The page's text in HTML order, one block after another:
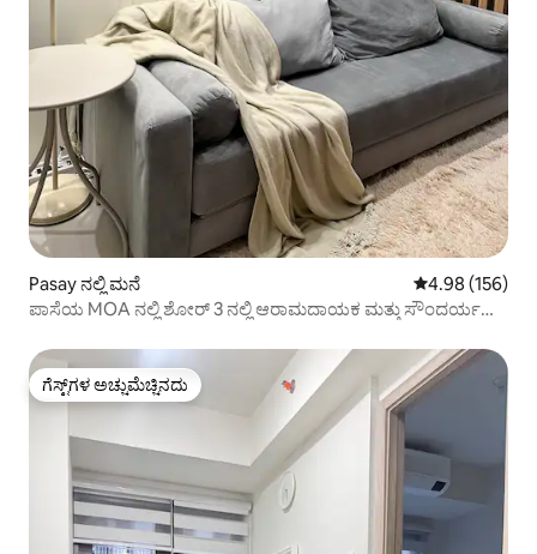
Pasay ನಲ್ಲಿ ಮನೆ 5 ರಲ್ಲಿ 4.98
4.98 (156)
ಪಾಸೆಯ MOA ನಲ್ಲಿ ಶೋರ್ 3 ನಲ್ಲಿ ಆರಾಮದಾಯಕ ಮತ್ತು ಸೌಂದರ್ಯ
ಗೆಸ್ಟ್‌ಗಳ ಅಚ್ಚುಮೆಚ್ಚಿನದು
ಗೆಸ್ಟ್‌ಗಳ ಅಚ್ಚುಮೆಚ್ಚಿನದು